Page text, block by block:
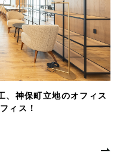
、神保町立地のオフィス
ィス！